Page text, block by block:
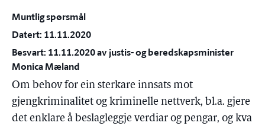
Muntlig spørsmål
Datert: 11.11.2020
Besvart: 11.11.2020 av justis- og beredskapsminister
Monica Mæland
Om behov for ein sterkare innsats mot
gjengkriminalitet og kriminelle nettverk, bl.a. gjere
det enklare å beslagleggje verdiar og pengar, og kva